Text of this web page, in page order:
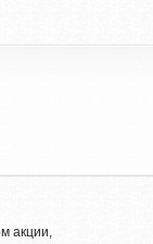
акции,